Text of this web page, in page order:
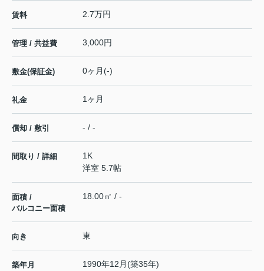
賃料 2.7万円
管理 / 共益費 3,000円
敷金(保証金) 0ヶ月(-)
礼金 1ヶ月
償却 / 敷引 - / -
間取り / 詳細
1K
洋室 5.7帖
面積 /
バルコニー面積
18.00㎡ / -
向き 東
築年月 1990年12月(築35年)